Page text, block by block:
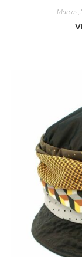
Marcas